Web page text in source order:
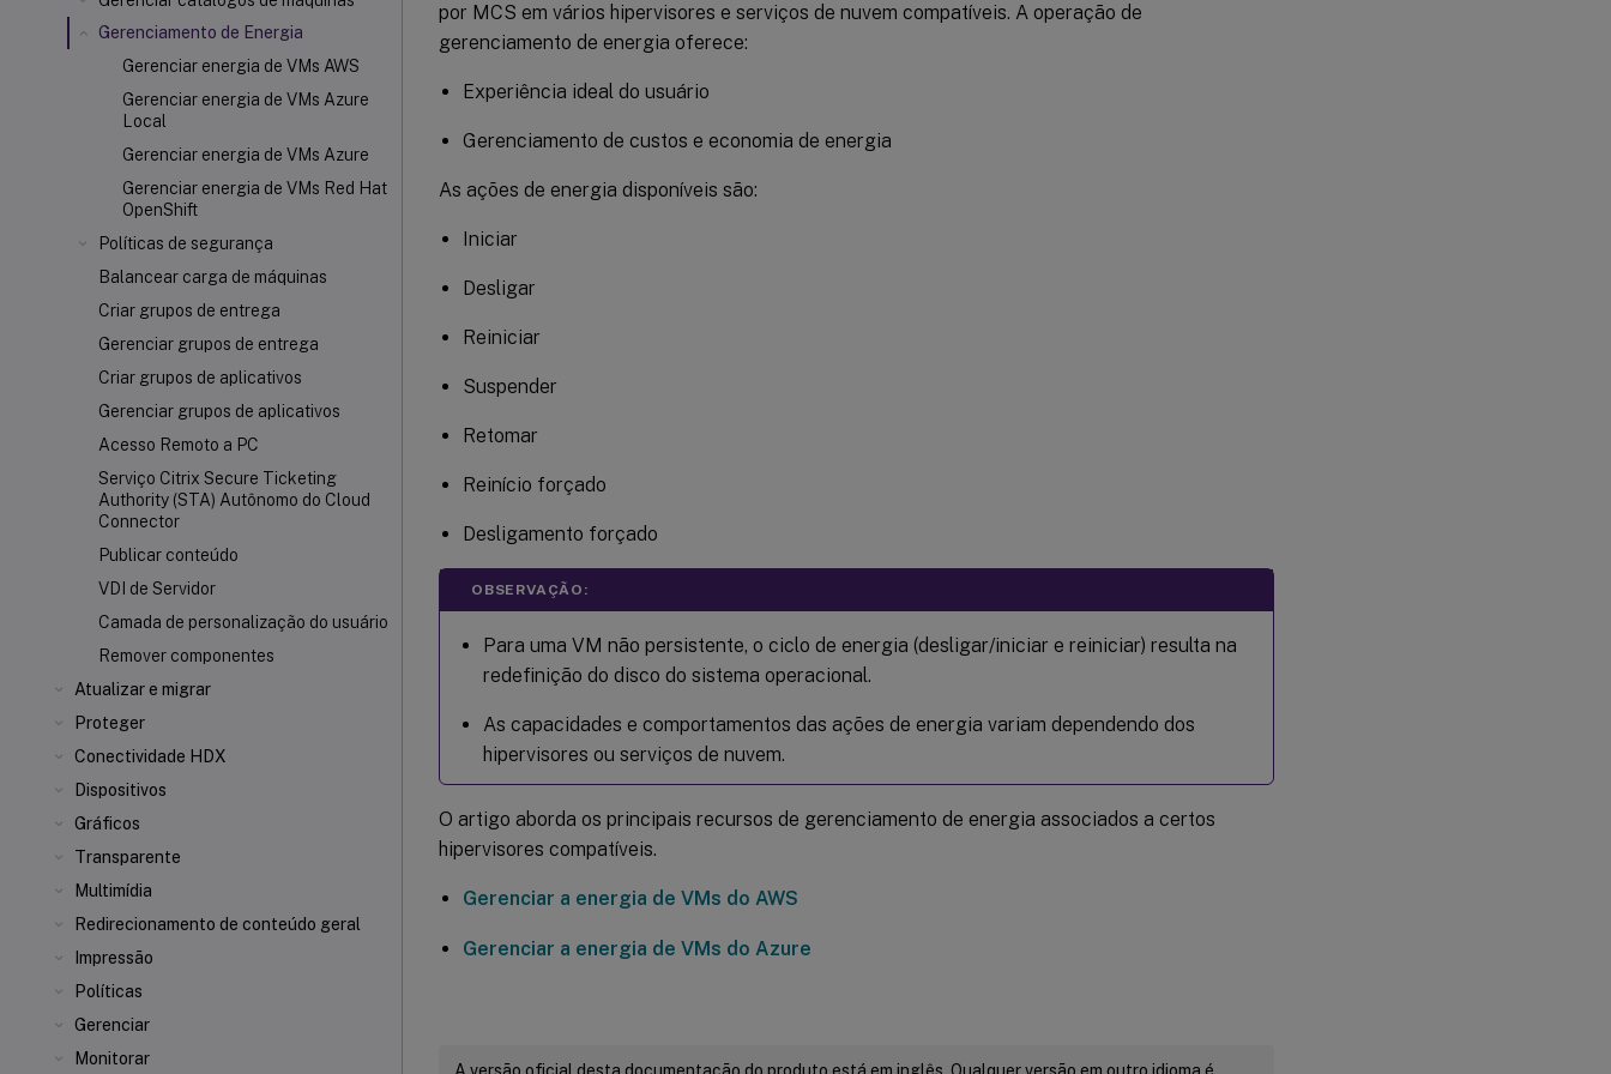
Gerenciamento de Energia
Gerenciar energia de VMs AWS
Gerenciar energia de VMs Azure
Local
Gerenciar energia de VMs Azure
Gerenciar energia de VMs Red Hat
OpenShift
Políticas de segurança
Balancear carga de máquinas
Criar grupos de entrega
Gerenciar grupos de entrega
Criar grupos de aplicativos
Gerenciar grupos de aplicativos
Acesso Remoto a PC
Serviço Citrix Secure Ticketing
Authority (STA) Autônomo do Cloud
Connector
Publicar conteúdo
VDI de Servidor
Camada de personalização do usuário
Remover componentes
Atualizar e migrar
Proteger
Conectividade HDX
Dispositivos
Gráficos
Transparente
Multimídia
Redirecionamento de conteúdo geral
Impressão
Políticas
Gerenciar
Monitorar
por MCS em vários hipervisores e serviços de nuvem compatíveis. A operação de
gerenciamento de energia oferece:
Experiência ideal do usuário
Gerenciamento de custos e economia de energia
As ações de energia disponíveis são:
Iniciar
Desligar
Reiniciar
Suspender
Retomar
Reinício forçado
Desligamento forçado
OBSERVAÇÃO:
Para uma VM não persistente, o ciclo de energia (desligar/iniciar e reiniciar) resulta na
redefinição do disco do sistema operacional.
As capacidades e comportamentos das ações de energia variam dependendo dos
hipervisores ou serviços de nuvem.
O artigo aborda os principais recursos de gerenciamento de energia associados a certos
hipervisores compatíveis.
Gerenciar a energia de VMs do AWS
Gerenciar a energia de VMs do Azure
A versão oficial desta documentação do produto está em inglês. Qualquer versão em outro idioma é